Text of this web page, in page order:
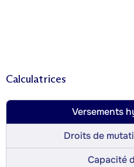
Calculatrices
Versements
Droits de
Capacité